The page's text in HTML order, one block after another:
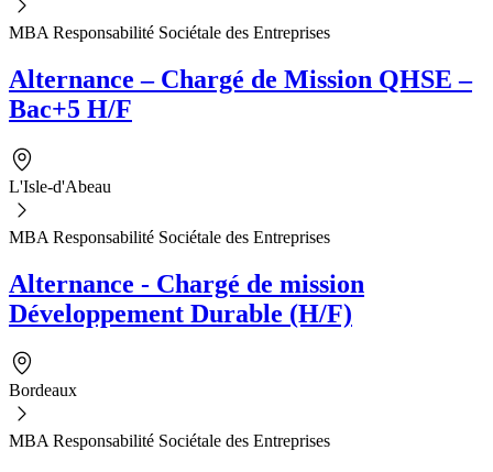
MBA Responsabilité Sociétale des Entreprises
Alternance – Chargé de Mission QHSE –
Bac+5 H/F
L'Isle-d'Abeau
MBA Responsabilité Sociétale des Entreprises
Alternance - Chargé de mission
Développement Durable (H/F)
Bordeaux
MBA Responsabilité Sociétale des Entreprises